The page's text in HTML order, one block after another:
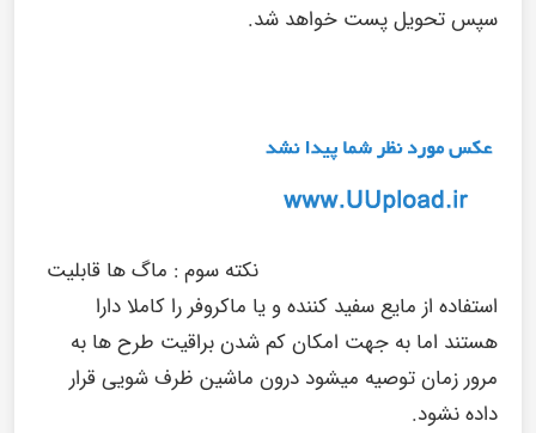
سپس تحویل پست خواهد شد.
نکته سوم : ماگ ها قابلیت
استفاده از مایع سفید کننده و یا ماکروفر را کاملا دارا
هستند اما به جهت امکان کم شدن براقیت طرح ها به
مرور زمان توصیه میشود درون ماشین ظرف شویی قرار
داده نشود.